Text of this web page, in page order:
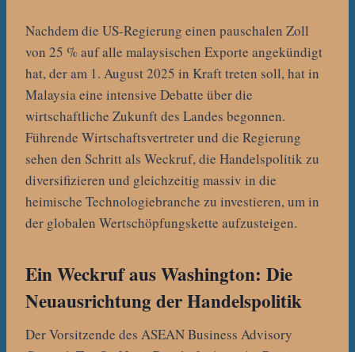
Nachdem die US-Regierung einen pauschalen Zoll
von 25 % auf alle malaysischen Exporte angekündigt
hat, der am 1. August 2025 in Kraft treten soll, hat in
Malaysia eine intensive Debatte über die
wirtschaftliche Zukunft des Landes begonnen.
Führende Wirtschaftsvertreter und die Regierung
sehen den Schritt als Weckruf, die Handelspolitik zu
diversifizieren und gleichzeitig massiv in die
heimische Technologiebranche zu investieren, um in
der globalen Wertschöpfungskette aufzusteigen.
Ein Weckruf aus Washington: Die
Neuausrichtung der Handelspolitik
Der Vorsitzende des ASEAN Business Advisory